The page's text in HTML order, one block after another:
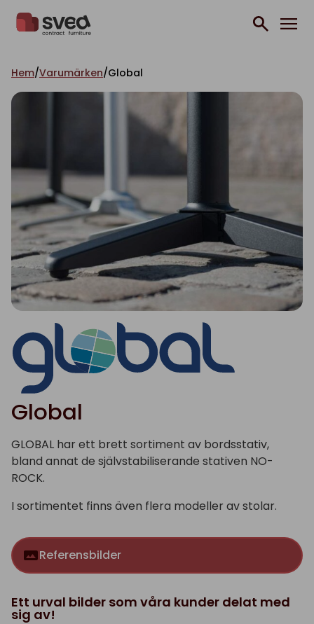
Hem/Varumärken/Global
Global
GLOBAL har ett brett sortiment av bordsstativ,
bland annat de självstabiliserande stativen NO-
ROCK.
I sortimentet finns även flera modeller av stolar.
Referensbilder
Ett urval bilder som våra kunder delat med
sig av!